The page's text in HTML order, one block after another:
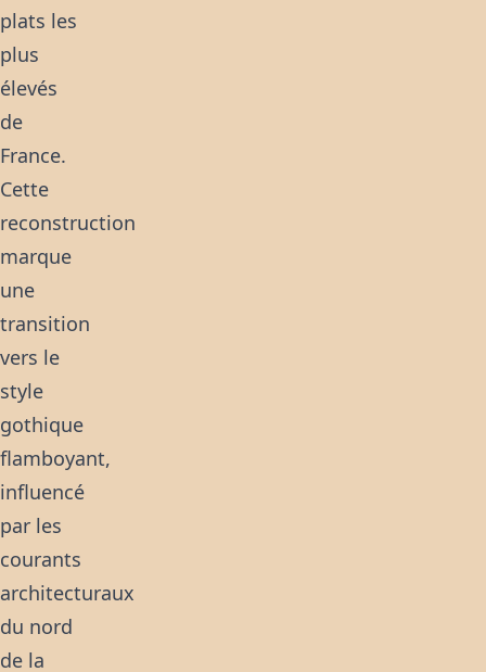
plats les
plus
élevés
de
France.
Cette
reconstruction
marque
une
transition
vers le
style
gothique
flamboyant,
influencé
par les
courants
architecturaux
du nord
de la